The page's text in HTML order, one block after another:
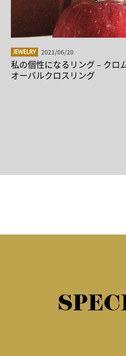
JEWELRY 2021/06/20
私の個性になるリング – クロ
オーバルクロスリング